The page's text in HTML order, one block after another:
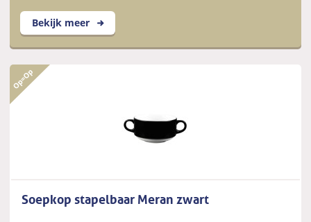
Bekijk meer
Soepkop stapelbaar Meran zwart